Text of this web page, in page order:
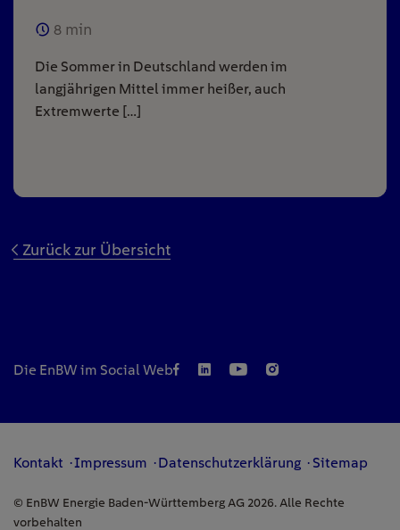
8 min
Die Sommer in Deutschland werden im
langjährigen Mittel immer heißer, auch
Extremwerte […]
Zurück zur Übersicht
Die EnBW im Social Web
Kontakt Impressum Datenschutzerklärung Sitemap
© EnBW Energie Baden-Württemberg AG 2026. Alle Rechte
vorbehalten